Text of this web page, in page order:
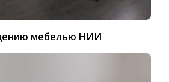
мебелью НИИ